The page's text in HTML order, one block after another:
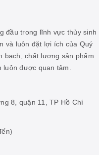
đầu trong lĩnh vực thủy sinh
và luôn đặt lợi ích của Quý
bạch, chất lượng sản phẩm
được quan tâm.
8, quận 11, TP Hồ Chí